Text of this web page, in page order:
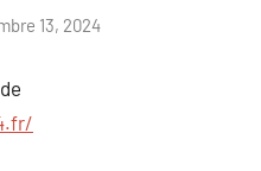
13, 2024